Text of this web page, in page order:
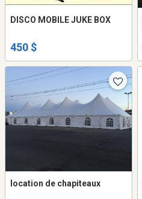
DISCO MOBILE JUKE BOX
450 $
location de chapiteaux